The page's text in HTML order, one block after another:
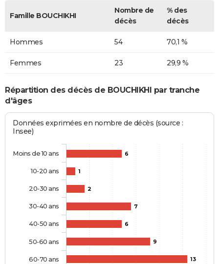
Famille BOUCHIKHI
Nombre de
décès
% des
décès
Hommes 54 70,1 %
Femmes 23 29,9 %
Répartition des décès de BOUCHIKHI par tranche
d'âges
Données exprimées en nombre de décès (source :
Insee)
6
1
2
7
6
9
13
Moins de 10 ans
10-20 ans
20-30 ans
30-40 ans
40-50 ans
50-60 ans
60-70 ans